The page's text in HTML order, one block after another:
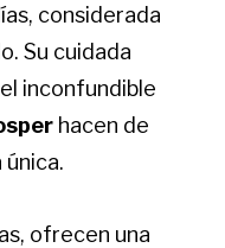
considerada
Su cuidada
inconfundible
hacen de
ofrecen una